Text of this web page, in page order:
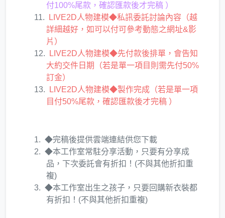
付100%尾款，確認匯款後才完稿 ）
LIVE2D人物建模◆私訊委託討論內容（越
詳細越好，如可以付可參考動態之網址&影
片）
LIVE2D人物建模◆先付款後排單，會告知
大約交件日期（若是單一項目則需先付50%
訂金）
LIVE2D人物建模◆製作完成（若是單一項
目付50%尾款，確認匯款後才完稿 ）
◆完稿後提供雲端連結供您下載
◆本工作室常駐分享活動，只要有分享成
品，下次委託會有折扣！(不與其他折扣重
複)
◆本工作室出生之孩子，只要回購新衣裝都
有折扣！(不與其他折扣重複)